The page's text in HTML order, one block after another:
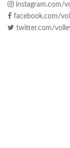
instagram.com/
facebook.com/
twitter.com/